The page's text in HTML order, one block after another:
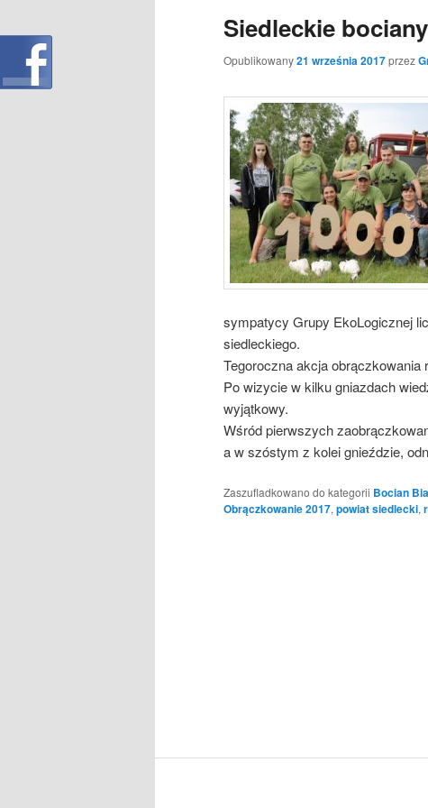
Siedleckie
Opublikowany21 września 2017przez
sympatycy Grupy EkoLogicznej
siedleckiego.
Tegoroczna akcja obrączkowania
Po wizycie w kilku gniazdach
wyjątkowy.
Wśród pierwszych
a w szóstym z kolei gnieździe,
Zaszufladkowano do kategorii Bocian
Obrączkowanie 2017, powiat siedlecki,